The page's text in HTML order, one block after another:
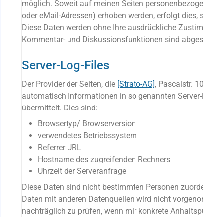
möglich. Soweit auf meinen Seiten
oder eMail-Adressen) erhoben werden, erfolgt
Diese Daten werden ohne Ihre ausdrückliche
Kommentar- und Diskussionsfunktionen sind
Server-Log-Files
Der Provider der Seiten, die [Strato-AG], Pascalstr.
automatisch Informationen in so genannten
übermittelt. Dies sind:
Browsertyp/ Browserversion
verwendetes Betriebssystem
Referrer URL
Hostname des zugreifenden Rechners
Uhrzeit der Serveranfrage
Diese Daten sind nicht bestimmten Personen
Daten mit anderen Datenquellen wird nicht
nachträglich zu prüfen, wenn mir konkrete